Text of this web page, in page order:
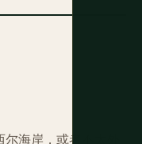
海岸，或者不太外